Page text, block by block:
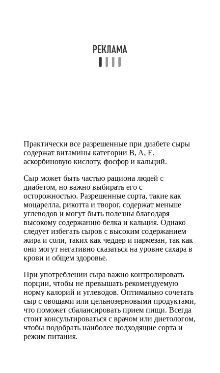
Практически все разрешенные при диабете сыры
содержат витамины категории B, A, E,
аскорбиновую кислоту, фосфор и кальций.
Сыр может быть частью рациона людей с
диабетом, но важно выбирать его с
осторожностью. Разрешенные сорта, такие как
моцарелла, рикотта и творог, содержат меньше
углеводов и могут быть полезны благодаря
высокому содержанию белка и кальция. Однако
следует избегать сыров с высоким содержанием
жира и соли, таких как чеддер и пармезан, так как
они могут негативно сказаться на уровне сахара в
крови и общем здоровье.
При употреблении сыра важно контролировать
порции, чтобы не превышать рекомендуемую
норму калорий и углеводов. Оптимально сочетать
сыр с овощами или цельнозерновыми продуктами,
что поможет сбалансировать прием пищи. Всегда
стоит консультироваться с врачом или диетологом,
чтобы подобрать наиболее подходящие сорта и
режим питания.